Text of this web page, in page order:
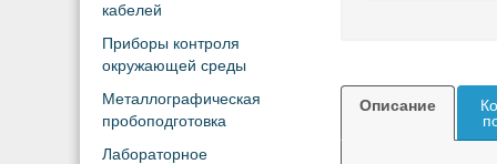
кабелей
Приборы контроля
окружающей среды
Металлографическая
пробоподготовка
Лабораторное
Описание